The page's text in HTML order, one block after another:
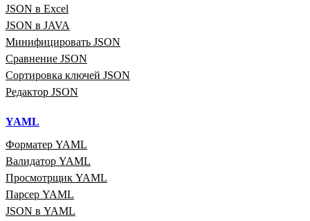
JSON в Excel
JSON в JAVA
Минифицировать JSON
Сравнение JSON
Сортировка ключей JSON
Редактор JSON
YAML
Форматер YAML
Валидатор YAML
Просмотрщик YAML
Парсер YAML
JSON в YAML